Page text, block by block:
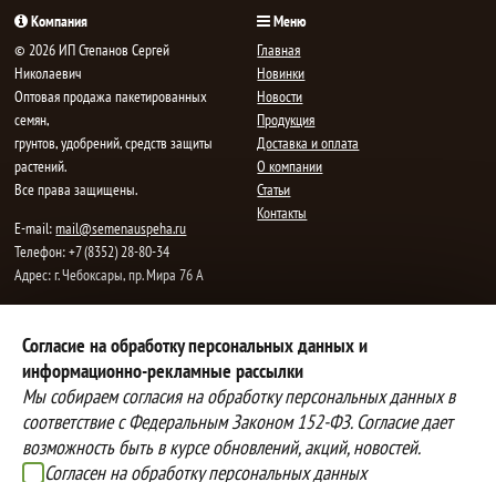
Согласие на обработку персональных данных и
информационно-рекламные рассылки
Мы собираем согласия на обработку персональных данных в
соответствие с Федеральным Законом 152-ФЗ. Согласие дает
возможность быть в курсе обновлений, акций, новостей.
Согласен на обработку персональных данных
Компания
© 2026 ИП Степанов Сергей
Николаевич
Oптовая продажа пакетированных
семян,
грунтов, удобрений, средств защиты
растений.
Все права защищены.
E-mail:mail@semenauspeha.ru
Телефон: +7 (8352) 28-80-34
Адрес: г. Чебоксары, пр. Мира 76 А
Меню
Главная
Новинки
Новости
Продукция
Доставка и оплата
О компании
Статьи
Контакты
Способы оплаты
Вы можете оплатить покупки
наличными при получении товара,
либо выбрать другой способ оплаты
Инструкция по оплате банковской
картой
Доставка
Наша компания осуществляет
бесплатную
доставку до терминалов транспортных
компаний.
Подробнее об условиях условиях